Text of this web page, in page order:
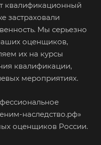
квалификационный
застраховали
Мы серьезно
оценщиков,
их на курсы
квалификации,
мероприятиях.
наследство.рф»
оценщиков России.